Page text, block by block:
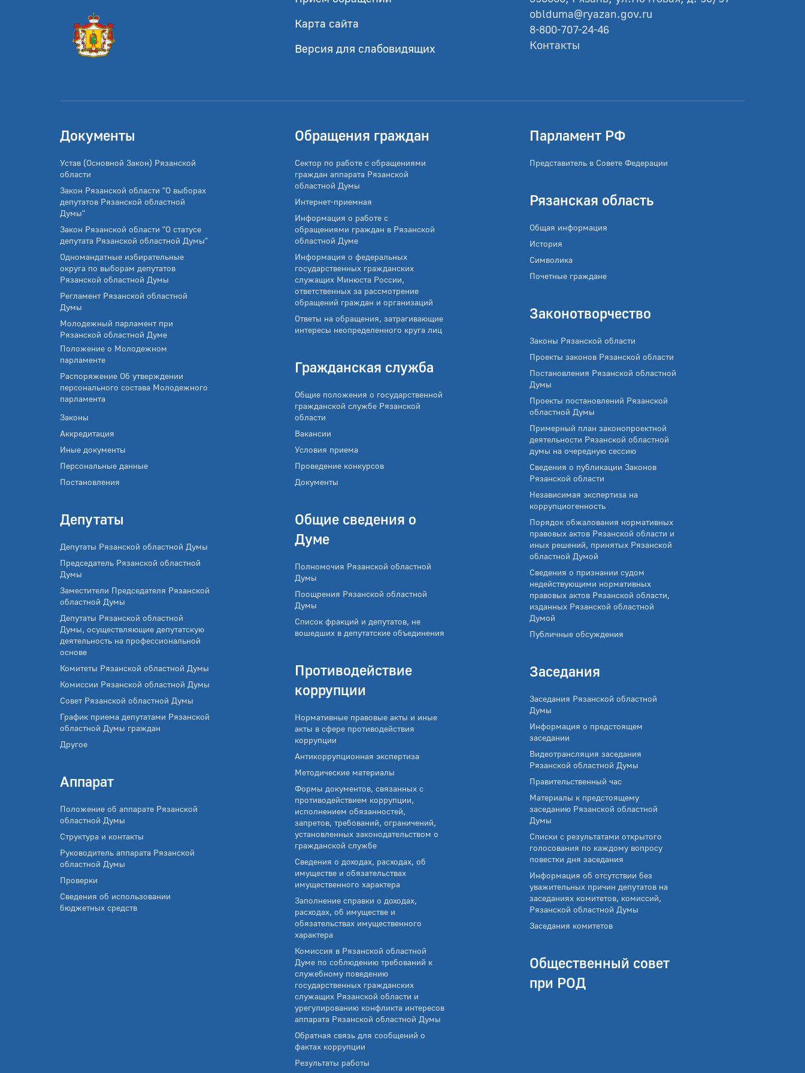
Карта сайта
Версия для слабовидящих
oblduma@ryazan.gov.ru
8-800-707-24-46
Контакты
Документы
Устав (Основной Закон) Рязанской
области
Закон Рязанской области "О выборах
депутатов Рязанской областной
Думы"
Закон Рязанской области "О статусе
депутата Рязанской областной Думы"
Одномандатные избирательные
округа по выборам депутатов
Рязанской областной Думы
Регламент Рязанской областной
Думы
Молодежный парламент при
Рязанской областной Думе
Положение о Молодежном
парламенте
Распоряжение Об утверждении
персонального состава Молодежного
парламента
Законы
Аккредитация
Иные документы
Персональные данные
Постановления
Депутаты
Депутаты Рязанской областной Думы
Председатель Рязанской областной
Думы
Заместители Председателя Рязанской
областной Думы
Депутаты Рязанской областной
Думы, осуществляющие депутатскую
деятельность на профессиональной
основе
Комитеты Рязанской областной Думы
Комиссии Рязанской областной Думы
Совет Рязанской областной Думы
График приема депутатами Рязанской
областной Думы граждан
Другое
Аппарат
Положение об аппарате Рязанской
областной Думы
Структура и контакты
Руководитель аппарата Рязанской
областной Думы
Проверки
Сведения об использовании
бюджетных средств
Обращения граждан
Сектор по работе с обращениями
граждан аппарата Рязанской
областной Думы
Интернет-приемная
Информация о работе с
обращениями граждан в Рязанской
областной Думе
Информация о федеральных
государственных гражданских
служащих Минюста России,
ответственных за рассмотрение
обращений граждан и организаций
Ответы на обращения, затрагивающие
интересы неопределенного круга лиц
Гражданская служба
Общие положения о государственной
гражданской службе Рязанской
области
Вакансии
Условия приема
Проведение конкурсов
Документы
Общие сведения о
Думе
Полномочия Рязанской областной
Думы
Поощрения Рязанской областной
Думы
Список фракций и депутатов, не
вошедших в депутатские объединения
Противодействие
коррупции
Нормативные правовые акты и иные
акты в сфере противодействия
коррупции
Антикоррупционная экспертиза
Методические материалы
Формы документов, связанных с
противодействием коррупции,
исполнением обязанностей,
запретов, требований, ограничений,
установленных законодательством о
гражданской службе
Сведения о доходах, расходах, об
имуществе и обязательствах
имущественного характера
Заполнение справки о доходах,
расходах, об имуществе и
обязательствах имущественного
характера
Комиссия в Рязанской областной
Думе по соблюдению требований к
служебному поведению
государственных гражданских
служащих Рязанской области и
урегулированию конфликта интересов
аппарата Рязанской областной Думы
Обратная связь для сообщений о
фактах коррупции
Результаты работы
Парламент РФ
Представитель в Совете Федерации
Рязанская область
Общая информация
История
Символика
Почетные граждане
Законотворчество
Законы Рязанской области
Проекты законов Рязанской области
Постановления Рязанской областной
Думы
Проекты постановлений Рязанской
областной Думы
Примерный план законопроектной
деятельности Рязанской областной
думы на очередную сессию
Сведения о публикации Законов
Рязанской области
Независимая экспертиза на
коррупциогенность
Порядок обжалования нормативных
правовых актов Рязанской области и
иных решений, принятых Рязанской
областной Думой
Сведения о признании судом
недействующими нормативных
правовых актов Рязанской области,
изданных Рязанской областной
Думой
Публичные обсуждения
Заседания
Заседания Рязанской областной
Думы
Информация о предстоящем
заседании
Видеотрансляция заседания
Рязанской областной Думы
Правительственный час
Материалы к предстоящему
заседанию Рязанской областной
Думы
Списки с результатами открытого
голосования по каждому вопросу
повестки дня заседания
Информация об отсутствии без
уважительных причин депутатов на
заседаниях комитетов, комиссий,
Рязанской областной Думы
Заседания комитетов
Общественный совет
при РОД